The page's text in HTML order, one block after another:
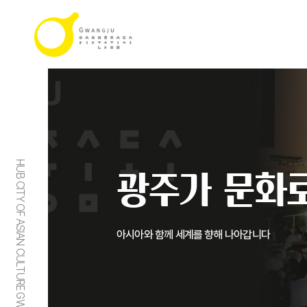
HUB CITY OF ASIAN CULTURE GWANGJU 광주가 문화
아시아와 함께 세계를 향해 나아갑니다